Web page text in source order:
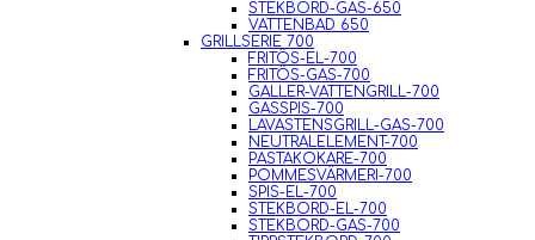
STEKBORD-GAS-650
VATTENBAD 650
GRILLSERIE 700
FRITÖS-EL-700
FRITÖS-GAS-700
GALLER-VATTENGRILL-700
GASSPIS-700
LAVASTENSGRILL-GAS-700
NEUTRALELEMENT-700
PASTAKOKARE-700
POMMESVÄRMERI-700
SPIS-EL-700
STEKBORD-EL-700
STEKBORD-GAS-700